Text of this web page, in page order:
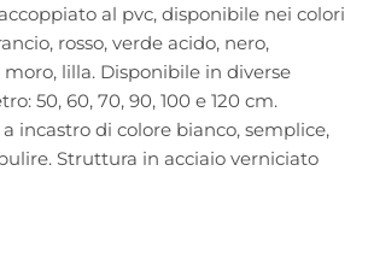
al pvc, disponibile nei colori
rosso, verde acido, nero,
lilla. Disponibile in diverse
50, 60, 70, 90, 100 e 120 cm.
incastro di colore bianco, semplice,
Struttura in acciaio verniciato